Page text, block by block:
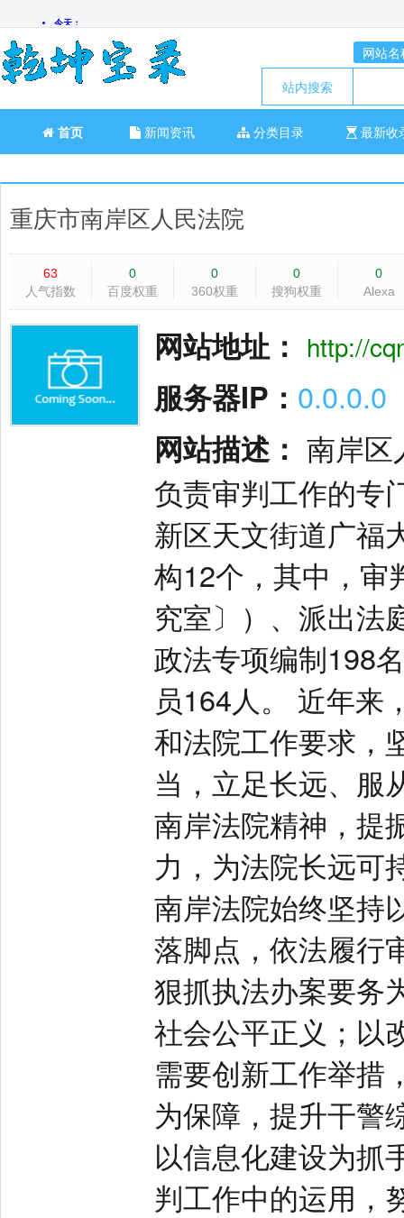
网站名
站内搜索
首页 新闻资讯 分类目录 最新收
重庆市南岸区人民法院
63
人气指数
0
百度权重
0
360权重
0
搜狗权重
0
Alexa
网站地址： http://
服务器IP： 0.0.0.0
网站描述： 南岸区
负责审判工作的专
新区天文街道广福
构12个，其中，审
究室〕）、派出法
政法专项编制198
员164人。 近年来
和法院工作要求，
当，立足长远、服
南岸法院精神，提
力，为法院长远可
南岸法院始终坚持
落脚点，依法履行
狠抓执法办案要务
社会公平正义；以
需要创新工作举措
为保障，提升干警
以信息化建设为抓
判工作中的运用，